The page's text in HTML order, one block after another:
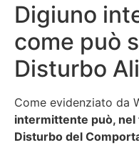
Digiuno
come può
Disturbo
Come evidenziato da
intermittente può,
Disturbo del